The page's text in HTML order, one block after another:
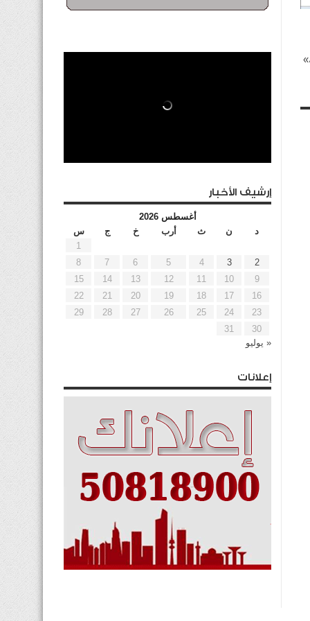
إرشيف الأخبار
أغسطس 2026
د
ن ث أرب خ ج
س
1
2
3
4
5
6
7
8
9
10
11
12
13
14
15
16
17
18
19
20
21
22
23
24
25
26
27
28
29
30
31
« يوليو
إعلانات